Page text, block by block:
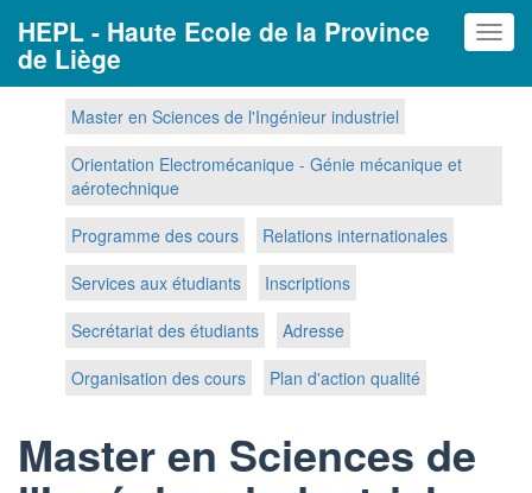
HEPL - Haute Ecole de la Province
de Liège
Master en Sciences de l'Ingénieur industriel
Orientation Electromécanique - Génie mécanique et
aérotechnique
Programme des cours
Relations internationales
Services aux étudiants
Inscriptions
Secrétariat des étudiants
Adresse
Organisation des cours
Plan d'action qualité
Master en Sciences de